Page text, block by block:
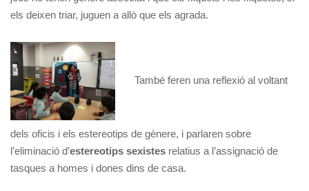
els deixen triar, juguen a allò que els agrada.
També feren una reflexió al voltant
dels oficis i els estereotips de gènere, i parlaren sobre
l’eliminació d’estereotips sexistes relatius a l’assignació de
tasques a homes i dones dins de casa.